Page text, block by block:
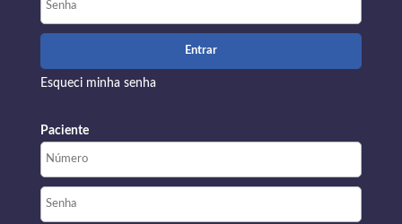
Esqueci minha senha
Paciente